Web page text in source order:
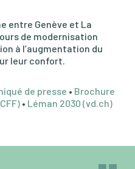
entre Genève et La
de modernisation
à l’augmentation du
leur confort.
de presse • Brochure
• Léman 2030 (vd.ch)